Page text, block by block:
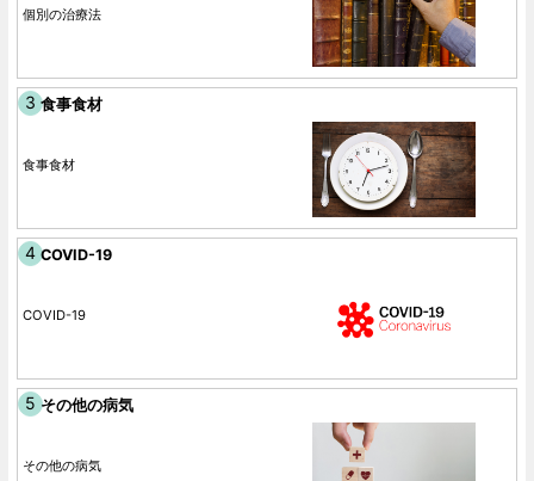
個別の治療法
食事食材
食事食材
COVID-19
COVID-19
その他の病気
その他の病気